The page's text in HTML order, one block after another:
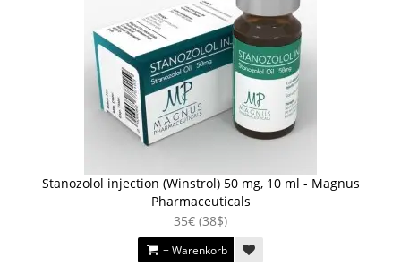
Stanozolol injection (Winstrol) 50 mg, 10 ml - Magnus
Pharmaceuticals
35€ (38$)
+ Warenkorb